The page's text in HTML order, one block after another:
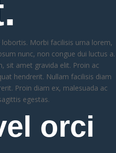
Morbi facilisis urna lorem,
nunc, non congue dui luctus a.
sit amet gravida elit. Proin ac
hendrerit. Nullam facilisis diam
Proin diam ex, malesuada ac
egestas.
orci